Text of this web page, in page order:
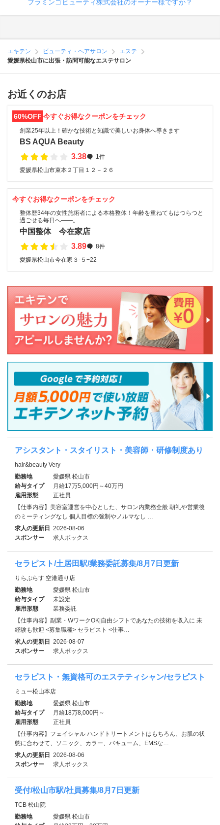
フラミンゴビューティ株式会社のオーナー様ですか？
エキテン ビューティ・ヘアサロン
エステ
愛媛県松山市に出張・訪問可能なエステサロン
お近くのお店
60%OFF 今すぐお得なクーポンをチェック
創業25年以上！確かな技術と知識で美しいお身体へ導きます
BS AQUA Beauty
3.38
1件
愛媛県松山市束本２丁目１２－２６
今すぐお得なクーポンをチェック
整体歴34年の女性施術者による本格整体！年齢を重ねてもはつらつと
過ごせる毎日へ――。
中国整体 今在家店
3.89
8件
愛媛県松山市今在家３-５−22
アシスタント・スタイリスト・美容師・研修制度あり
hair&beauty Very
勤務地
愛媛県 松山市
給与タイプ
月給17万5,000円～40万円
雇用形態
正社員
【仕事内容】美容室運営を中心とした、サロン内業務全般 朝礼や営業後
のミーティングなし 個人目標の強制やノルマなし …
求人の更新日 2026-08-06
スポンサー
求人ボックス
セラピスト/土居田駅/業務委託募集/8月7日更新
りらぷらす 空港通り店
勤務地
愛媛県 松山市
給与タイプ
未設定
雇用形態
業務委託
【仕事内容】副業・WワークOK|自由シフトであなたの技術を収入に 未
経験も歓迎 <募集職種> セラピスト <仕事…
求人の更新日 2026-08-07
スポンサー
求人ボックス
セラピスト・無資格可のエステティシャン/セラピスト
ミュー松山本店
勤務地
愛媛県 松山市
給与タイプ
月給18万8,000円～
雇用形態
正社員
【仕事内容】フェイシャル ハンドトリートメントはもちろん、お肌の状
態に合わせて、ソニック、カラー、バキューム、EMSな…
求人の更新日 2026-08-06
スポンサー
求人ボックス
受付/松山市駅/社員募集/8月7日更新
TCB 松山院
勤務地
愛媛県 松山市